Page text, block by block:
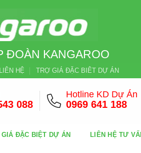
ĐOÀN KANGAROO
LIÊN HỆ TRỢ GIÁ ĐẶC BIÊT DỰ ÁN
088
Hotline KD Dự Án
0969 641 188
GIÁ ĐẶC BIỆT DỰ ÁN LIÊN HỆ TƯ